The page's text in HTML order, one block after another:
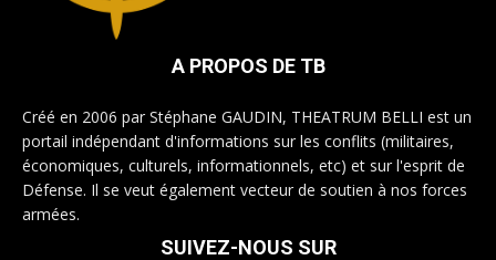
A PROPOS DE TB
Créé en 2006 par Stéphane GAUDIN, THEATRUM BELLI est un
portail indépendant d'informations sur les conflits (militaires,
économiques, culturels, informationnels, etc) et sur l'esprit de
Défense. Il se veut également vecteur de soutien à nos forces
armées.
SUIVEZ-NOUS SUR